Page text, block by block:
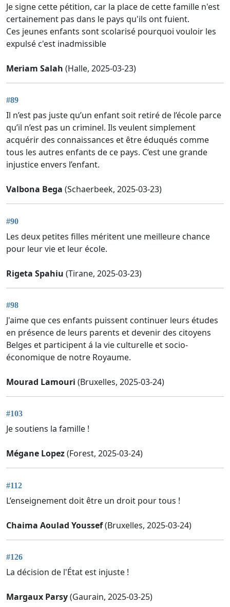
Je signe cette pétition, car la place de cette famille n'est
certainement pas dans le pays qu'ils ont fuient.
Ces jeunes enfants sont scolarisé pourquoi vouloir les
expulsé c'est inadmissible
Meriam Salah (Halle, 2025-03-23)
#89
Il n’est pas juste qu’un enfant soit retiré de l’école parce
qu’il n’est pas un criminel. Ils veulent simplement
acquérir des connaissances et être éduqués comme
tous les autres enfants de ce pays. C’est une grande
injustice envers l’enfant.
Valbona Bega (Schaerbeek, 2025-03-23)
#90
Les deux petites filles méritent une meilleure chance
pour leur vie et leur école.
Rigeta Spahiu (Tirane, 2025-03-23)
#98
J'aime que ces enfants puissent continuer leurs études
en présence de leurs parents et devenir des citoyens
Belges et participent á la vie culturelle et socio-
économique de notre Royaume.
Mourad Lamouri (Bruxelles, 2025-03-24)
#103
Je soutiens la famille !
Mégane Lopez(Forest, 2025-03-24)
#112
L’enseignement doit être un droit pour tous !
Chaima Aoulad Youssef(Bruxelles, 2025-03-24)
#126
La décision de l'État est injuste !
Margaux Parsy(Gaurain, 2025-03-25)